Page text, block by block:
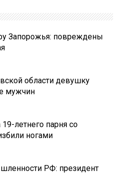
Запорожья: повреждены
области девушку
мужчин
летнего парня со
ногами
РФ: президент